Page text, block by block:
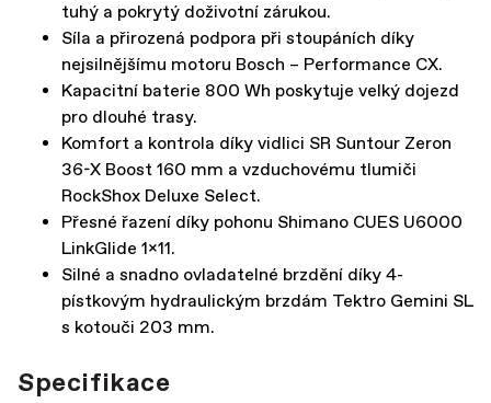
tuhý a pokrytý doživotní zárukou.
Síla a přirozená podpora při stoupáních díky
nejsilnějšímu motoru Bosch – Performance CX.
Kapacitní baterie 800 Wh poskytuje velký dojezd
pro dlouhé trasy.
Komfort a kontrola díky vidlici SR Suntour Zeron
36-X Boost 160 mm a vzduchovému tlumiči
RockShox Deluxe Select.
Přesné řazení díky pohonu Shimano CUES U6000
LinkGlide 1x11.
Silné a snadno ovladatelné brzdění díky 4-
pístkovým hydraulickým brzdám Tektro Gemini SL
s kotouči 203 mm.
Specifikace